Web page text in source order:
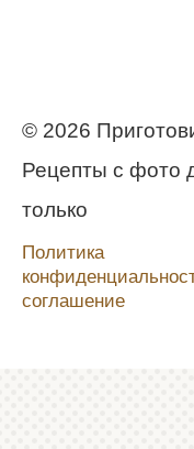
© 2026
Рецепты с фото
только
Политика
соглашение